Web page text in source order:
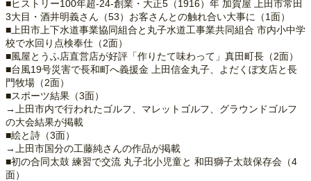
■ヒストリー100年超‐24‐創業・大正5（1916）年 加賀屋 上田市常田
3大目・酒井明義さん（53）お客さんとの触れ合い大事に（1面）
■上田市上下水道事業協同組合と丸子水道工事業共同組合 市内小中学
校で水回り点検奉仕（2面）
■風屋とうふ店直営店が好評「作りたて味わって」真田町長（2面）
■台風19号災害で長和町へ義援金 上田信金丸子、よだくぼ支店と長
門牧場（2面）
■スポーツ結果（3面）
→上田市内で行われたゴルフ、マレットゴルフ、グラウンドゴルフ
の大会結果が掲載
■絵と詩（3面）
→上田市国分の工藤純さんの作品が掲載
■初の合同太鼓 練習で交流 丸子北小児童と 和田獅子太鼓保存会（4
面）